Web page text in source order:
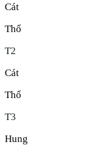
Cát
Thổ
T2
Cát
Thổ
T3
Hung